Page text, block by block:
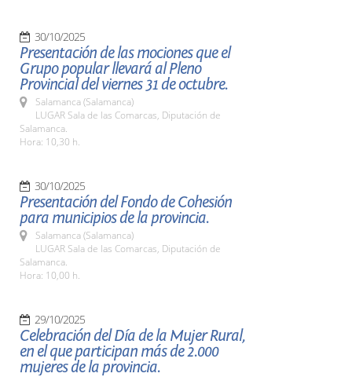
30/10/2025
Presentación de las mociones que el
Grupo popular llevará al Pleno
Provincial del viernes 31 de octubre.
Salamanca (Salamanca)
LUGAR Sala de las Comarcas, Diputación de
Salamanca.
Hora: 10,30 h.
30/10/2025
Presentación del Fondo de Cohesión
para municipios de la provincia.
Salamanca (Salamanca)
LUGAR Sala de las Comarcas, Diputación de
Salamanca.
Hora: 10,00 h.
29/10/2025
Celebración del Día de la Mujer Rural,
en el que participan más de 2.000
mujeres de la provincia.